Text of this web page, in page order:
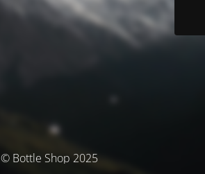
© Bottle Shop 2025